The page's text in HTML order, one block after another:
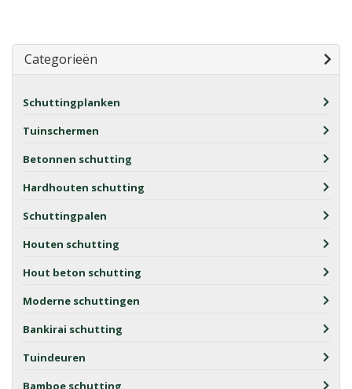
Categorieën
Schuttingplanken
Tuinschermen
Betonnen schutting
Hardhouten schutting
Schuttingpalen
Houten schutting
Hout beton schutting
Moderne schuttingen
Bankirai schutting
Tuindeuren
Bamboe schutting